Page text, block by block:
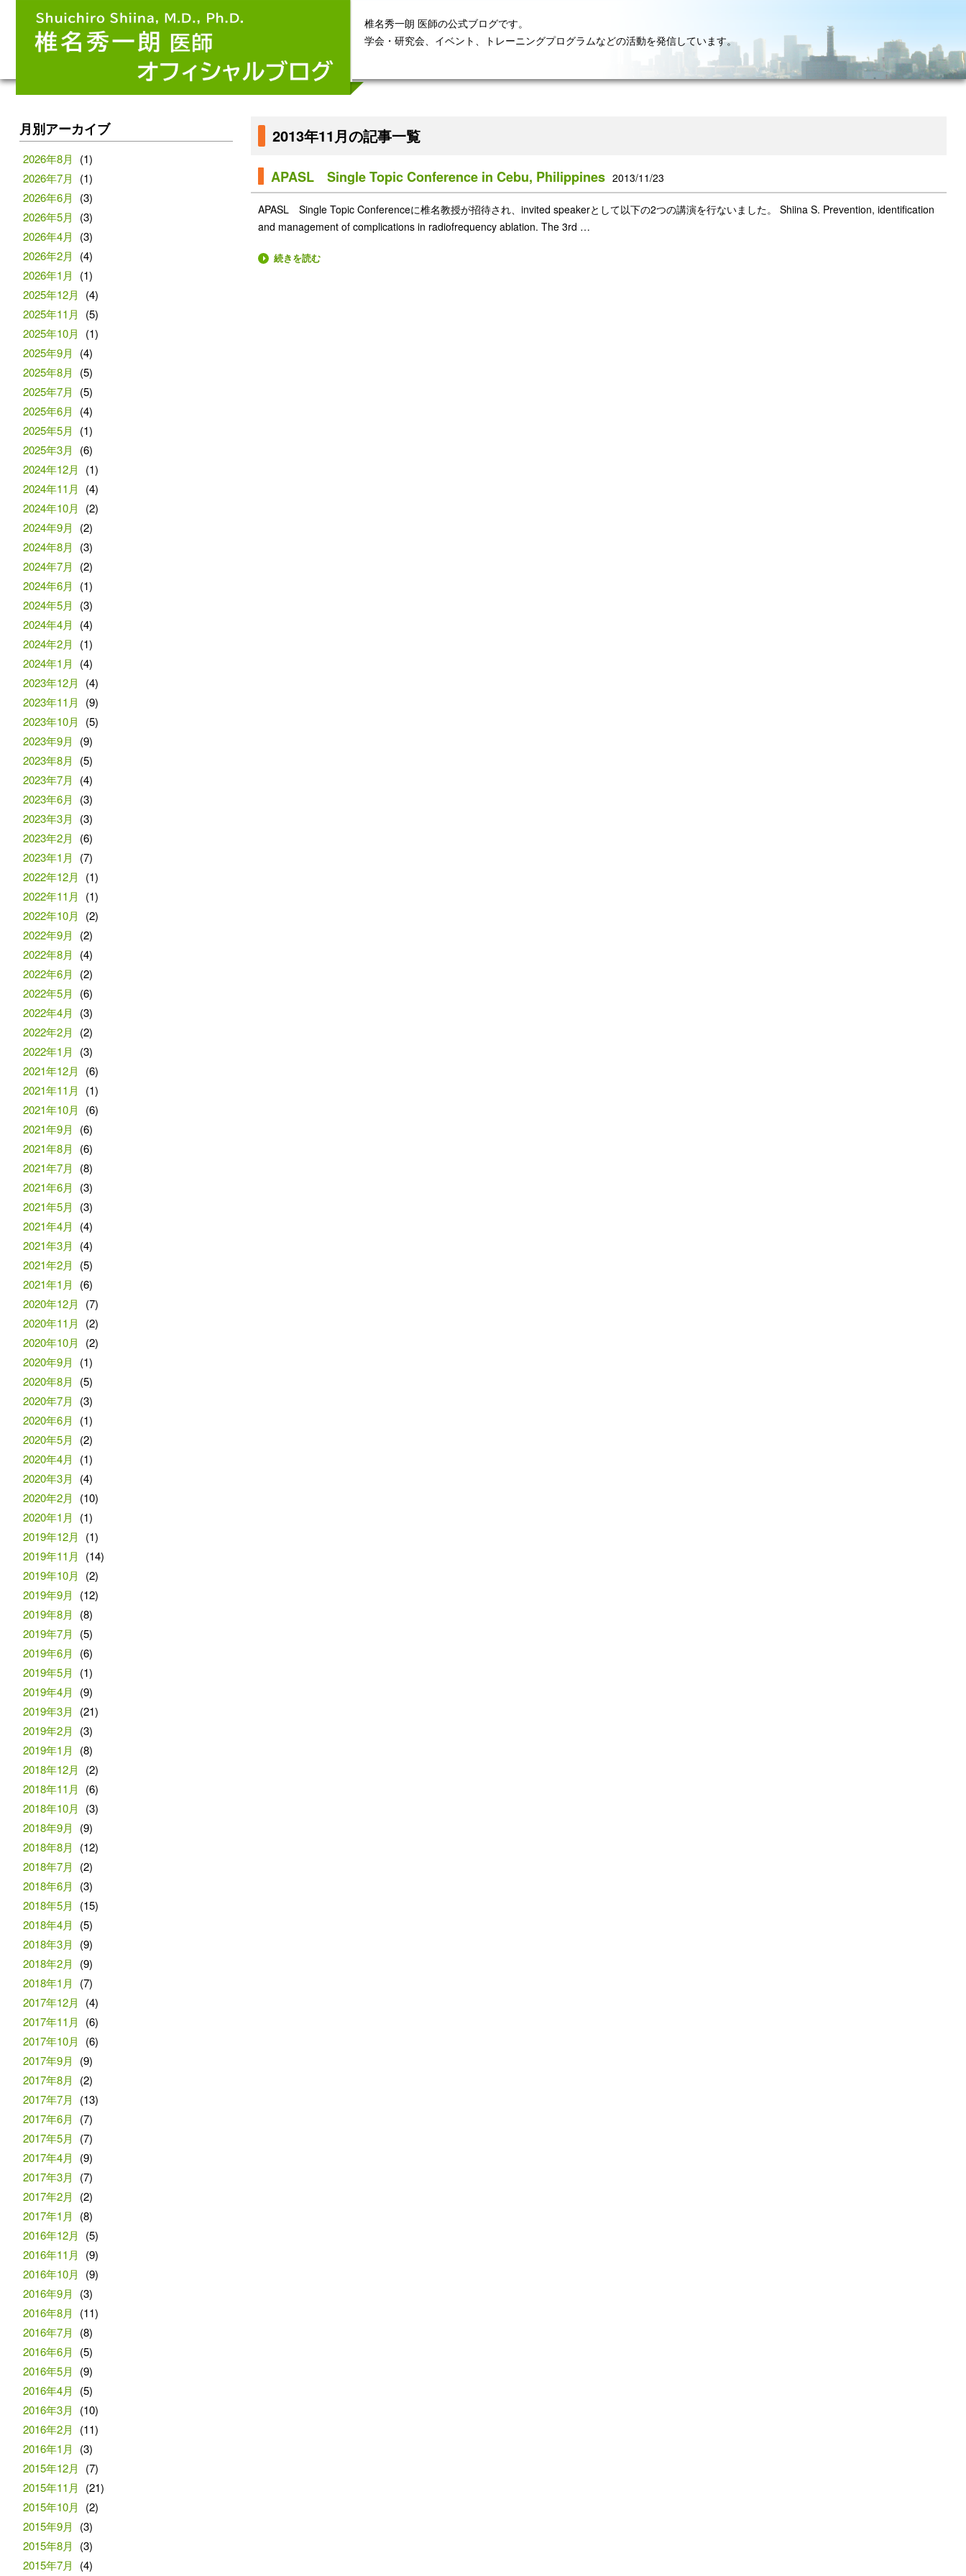
椎名秀一朗 医師の公式ブログです。
学会・研究会、イベント、トレーニングプログラムなどの活動を発信しています。
2013年11月の記事一覧
APASL Single Topic Conference in Cebu, Philippines 2013/11/23
APASL Single Topic Conferenceに椎名教授が招待され、invited speakerとして以下の2つの講演を行ないました。 Shiina S. Prevention, identification
and management of complications in radiofrequency ablation. The 3rd …
続きを読む
月別アーカイブ
2026年8月
(1)
2026年7月
(1)
2026年6月
(3)
2026年5月
(3)
2026年4月
(3)
2026年2月
(4)
2026年1月
(1)
2025年12月
(4)
2025年11月
(5)
2025年10月
(1)
2025年9月
(4)
2025年8月
(5)
2025年7月
(5)
2025年6月
(4)
2025年5月
(1)
2025年3月
(6)
2024年12月
(1)
2024年11月
(4)
2024年10月
(2)
2024年9月
(2)
2024年8月
(3)
2024年7月
(2)
2024年6月
(1)
2024年5月
(3)
2024年4月
(4)
2024年2月
(1)
2024年1月
(4)
2023年12月
(4)
2023年11月
(9)
2023年10月
(5)
2023年9月
(9)
2023年8月
(5)
2023年7月
(4)
2023年6月
(3)
2023年3月
(3)
2023年2月
(6)
2023年1月
(7)
2022年12月
(1)
2022年11月
(1)
2022年10月
(2)
2022年9月
(2)
2022年8月
(4)
2022年6月
(2)
2022年5月
(6)
2022年4月
(3)
2022年2月
(2)
2022年1月
(3)
2021年12月
(6)
2021年11月
(1)
2021年10月
(6)
2021年9月
(6)
2021年8月
(6)
2021年7月
(8)
2021年6月
(3)
2021年5月
(3)
2021年4月
(4)
2021年3月
(4)
2021年2月
(5)
2021年1月
(6)
2020年12月
(7)
2020年11月
(2)
2020年10月
(2)
2020年9月
(1)
2020年8月
(5)
2020年7月
(3)
2020年6月
(1)
2020年5月
(2)
2020年4月
(1)
2020年3月
(4)
2020年2月
(10)
2020年1月
(1)
2019年12月
(1)
2019年11月
(14)
2019年10月
(2)
2019年9月
(12)
2019年8月
(8)
2019年7月
(5)
2019年6月
(6)
2019年5月
(1)
2019年4月
(9)
2019年3月
(21)
2019年2月
(3)
2019年1月
(8)
2018年12月
(2)
2018年11月
(6)
2018年10月
(3)
2018年9月
(9)
2018年8月
(12)
2018年7月
(2)
2018年6月
(3)
2018年5月
(15)
2018年4月
(5)
2018年3月
(9)
2018年2月
(9)
2018年1月
(7)
2017年12月
(4)
2017年11月
(6)
2017年10月
(6)
2017年9月
(9)
2017年8月
(2)
2017年7月
(13)
2017年6月
(7)
2017年5月
(7)
2017年4月
(9)
2017年3月
(7)
2017年2月
(2)
2017年1月
(8)
2016年12月
(5)
2016年11月
(9)
2016年10月
(9)
2016年9月
(3)
2016年8月
(11)
2016年7月
(8)
2016年6月
(5)
2016年5月
(9)
2016年4月
(5)
2016年3月
(10)
2016年2月
(11)
2016年1月
(3)
2015年12月
(7)
2015年11月
(21)
2015年10月
(2)
2015年9月
(3)
2015年8月
(3)
2015年7月
(4)